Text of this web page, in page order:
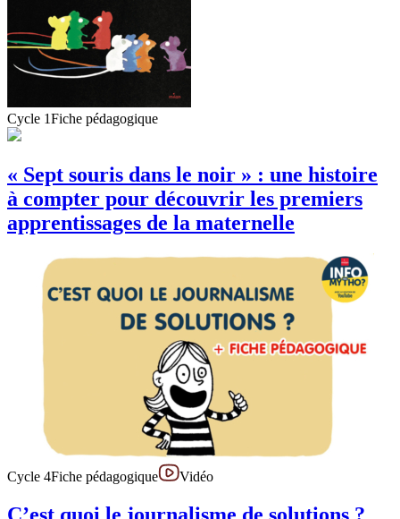
Cycle 1Fiche pédagogique
« Sept souris dans le noir » : une histoire
à compter pour découvrir les premiers
apprentissages de la maternelle
Cycle 4Fiche pédagogique Vidéo